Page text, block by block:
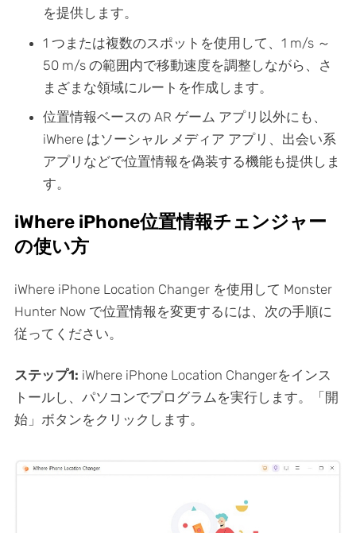
を提供します。
1 つまたは複数のスポットを使用して、1 m/s ～
50 m/s の範囲内で移動速度を調整しながら、さ
まざまな領域にルートを作成します。
位置情報ベースの AR ゲーム アプリ以外にも、
iWhere はソーシャル メディア アプリ、出会い系
アプリなどで位置情報を偽装する機能も提供しま
す。
iWhere iPhone位置情報チェンジャー
の使い方
iWhere iPhone Location Changer を使用して Monster
Hunter Now で位置情報を変更するには、次の手順に
従ってください。
ステップ1: iWhere iPhone Location Changerをインス
トールし、パソコンでプログラムを実行します。「開
始」ボタンをクリックします。